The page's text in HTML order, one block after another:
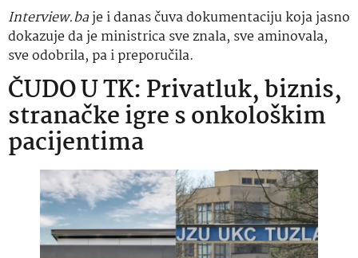
Interview.baje i danas čuva dokumentaciju koja jasno
dokazuje da je ministrica sve znala, sve aminovala,
sve odobrila, pa i preporučila.
ČUDO U TK: Privatluk, biznis,
stranačke igre s onkološkim
pacijentima